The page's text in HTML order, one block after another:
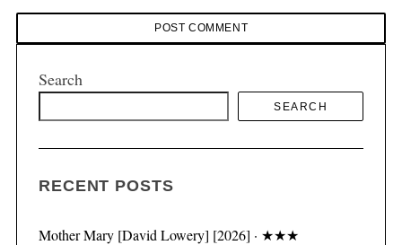
Search
SEARCH
RECENT POSTS
Mother Mary [David Lowery] [2026] · ★★★